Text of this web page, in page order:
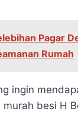
Pagar
Rumah
ingin
besi H